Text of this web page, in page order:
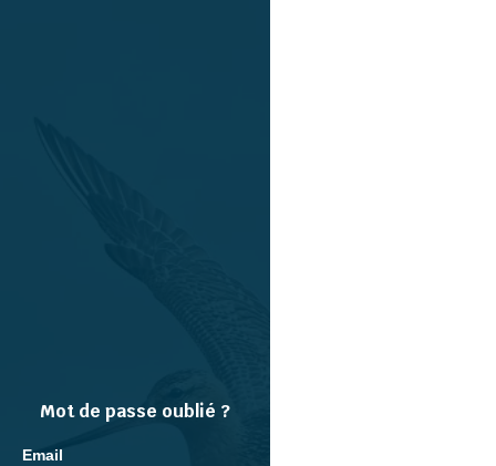
Mot de passe oublié ?
Email